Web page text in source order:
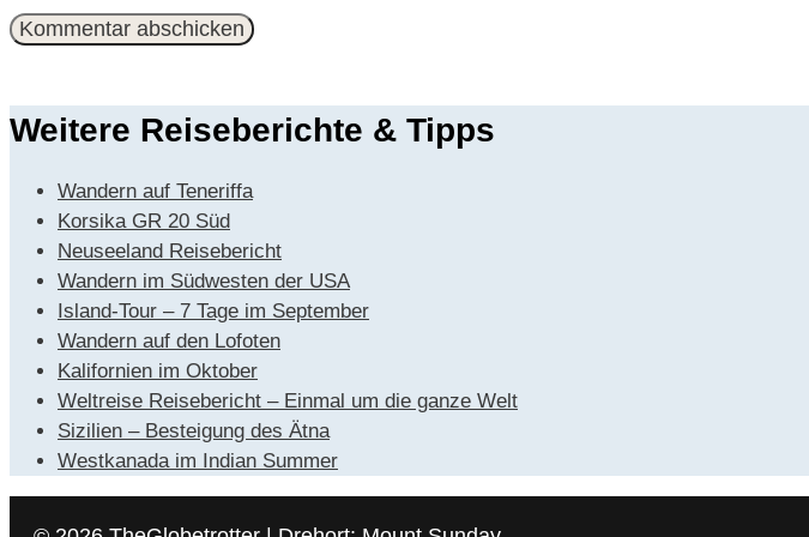
Weitere Reiseberichte & Tipps
Wandern auf Teneriffa
Korsika GR 20 Süd
Neuseeland Reisebericht
Wandern im Südwesten der USA
Island-Tour – 7 Tage im September
Wandern auf den Lofoten
Kalifornien im Oktober
Weltreise Reisebericht – Einmal um die ganze Welt
Sizilien – Besteigung des Ätna
Westkanada im Indian Summer